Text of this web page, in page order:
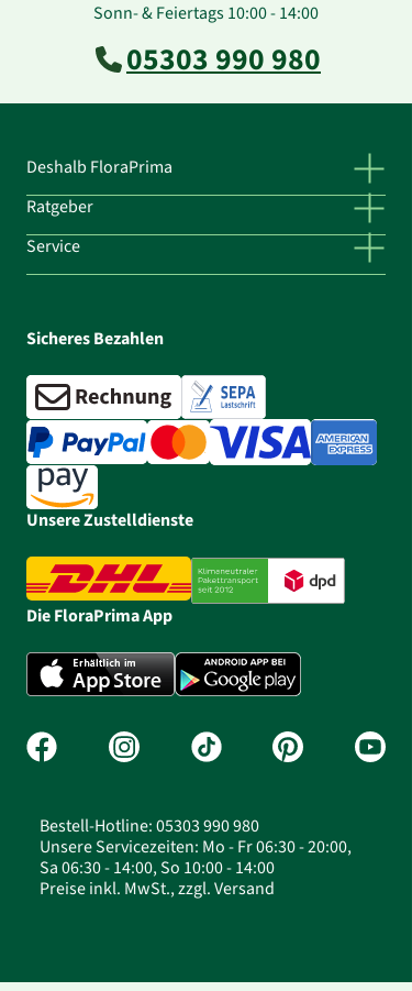
Sonn- & Feiertags 10:00 - 14:00
05303 990 980
Deshalb FloraPrima
Ratgeber
Service
Sicheres Bezahlen
Unsere Zustelldienste
Die FloraPrima App
Bestell-Hotline: 05303 990 980
Unsere Servicezeiten: Mo - Fr 06:30 - 20:00,
Sa 06:30 - 14:00, So 10:00 - 14:00
Preise inkl. MwSt., zzgl. Versand